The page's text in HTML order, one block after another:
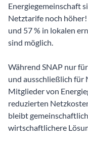
Energiegemeinschaft
Netztarife noch höher!
und 57 % in lokalen
sind möglich.
Während SNAP nur
und ausschließlich für
Mitglieder von
reduzierten
bleibt
wirtschaftlichere